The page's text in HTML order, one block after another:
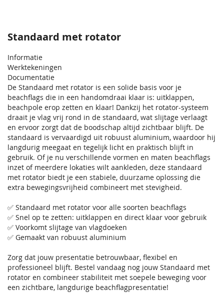
Standaard met rotator
Informatie
Werktekeningen
Documentatie
De Standaard met rotator is een solide basis voor je
beachflags die in een handomdraai klaar is: uitklappen,
beachpole erop zetten en klaar! Dankzij het rotator-systeem
draait je vlag vrij rond in de standaard, wat slijtage verlaagt
en ervoor zorgt dat de boodschap altijd zichtbaar blijft. De
standaard is vervaardigd uit robuust aluminium, waardoor hij
langdurig meegaat en tegelijk licht en praktisch blijft in
gebruik. Of je nu verschillende vormen en maten beachflags
inzet of meerdere lokaties wilt aankleden, deze standaard
met rotator biedt je een stabiele, duurzame oplossing die
extra bewegingsvrijheid combineert met stevigheid.
✅ Standaard met rotator voor alle soorten beachflags
✅ Snel op te zetten: uitklappen en direct klaar voor gebruik
✅ Voorkomt slijtage van vlagdoeken
✅ Gemaakt van robuust aluminium
Zorg dat jouw presentatie betrouwbaar, flexibel en
professioneel blijft. Bestel vandaag nog jouw Standaard met
rotator en combineer stabiliteit met soepele beweging voor
een zichtbare, langdurige beachflagpresentatie!